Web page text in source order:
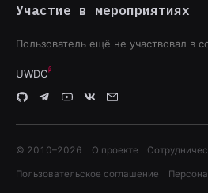
Участие в мероприятиях
Пользователь ещё не участвовал в
UWDC
© 2010–2026 О проекте
Пользовательское соглашение